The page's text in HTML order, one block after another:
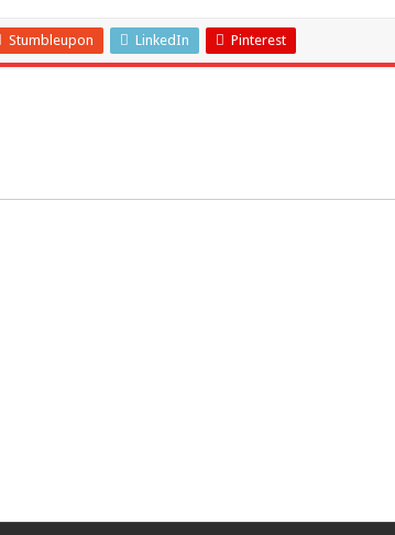
Stumbleupon LinkedIn Pinterest